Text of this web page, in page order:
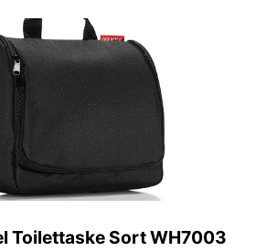
Toilettaske Sort WH7003